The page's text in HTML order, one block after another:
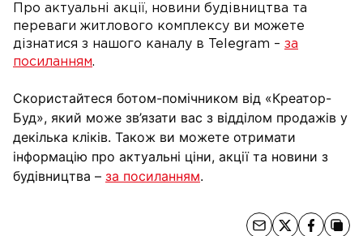
Про актуальні акції, новини будівництва та
переваги житлового комплексу ви можете
дізнатися з нашого каналу в Telegram – за
посиланням.
Скористайтеся ботом-помічником від «Креатор-
Буд», який може зв’язати вас з відділом продажів у
декілька кліків. Також ви можете отримати
інформацію про актуальні ціни, акції та новини з
будівництва – за посиланням.